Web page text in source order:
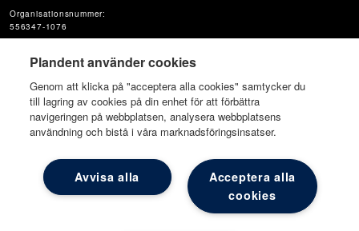
Organisationsnummer:
556347-1076
Plandent använder cookies
Genom att klicka på "acceptera alla cookies" samtycker du
till lagring av cookies på din enhet för att förbättra
navigeringen på webbplatsen, analysera webbplatsens
användning och bistå i våra marknadsföringsinsatser.
Acceptera alla
cookies
Avvisa alla